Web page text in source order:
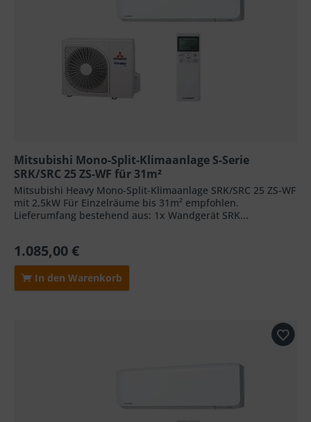
Mitsubishi Mono-Split-Klimaanlage S-Serie
SRK/SRC 25 ZS-WF für 31m²
Mitsubishi Heavy Mono-Split-Klimaanlage SRK/SRC 25 ZS-WF
mit 2,5kW Für Einzelräume bis 31m² empfohlen.
Lieferumfang bestehend aus: 1x Wandgerät SRK...
1.085,00 €
In den Warenkorb